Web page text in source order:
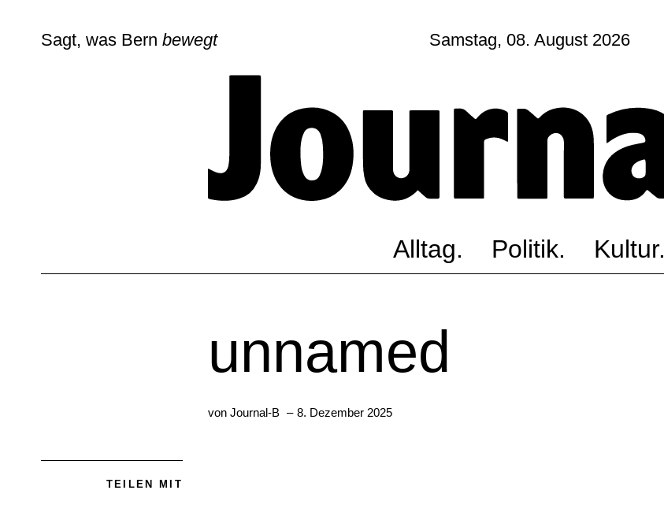
Samstag, 08. August 2026
Alltag. Politik. Kultur.
Sagt, was Bern bewegt
Sagt, was Bern bewegt
Blog.
Suche.
unnamed
von Journal-B – 8. Dezember 2025
TEILEN MIT